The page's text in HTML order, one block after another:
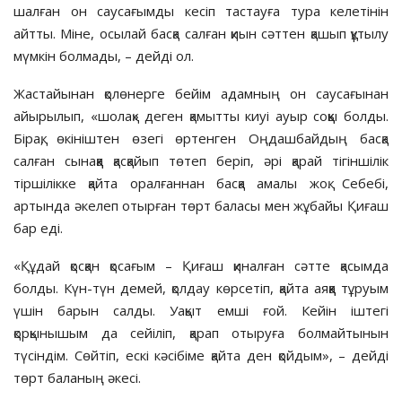
шалған он саусағымды кесіп тастауға тура келетінін
айтты. Міне, осылай басқа салған қиын сәттен қашып құтылу
мүмкін болмады, – дейді ол.
Жастайынан қолөнерге бейім адамның он саусағынан
айырылып, «шолақ» деген қамытты киуі ауыр соққы болды.
Бірақ, өкініштен өзегі өртенген Оңдашбайдың басқа
салған сынаққа қасқайып төтеп беріп, әрі қарай тігіншілік
тіршілікке қайта оралғаннан басқа амалы жоқ. Себебі,
артында әкелеп отырған төрт баласы мен жұбайы Қиғаш
бар еді.
«Құдай қосқан қосағым – Қиғаш қиналған сәтте қасымда
болды. Күн-түн демей, қолдау көрсетіп, қайта аяққа тұруым
үшін барын салды. Уақыт емші ғой. Кейін іштегі
қорқынышым да сейіліп, қарап отыруға болмайтынын
түсіндім. Сөйтіп, ескі кәсібіме қайта ден қойдым», – дейді
төрт баланың әкесі.